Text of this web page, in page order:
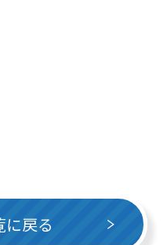
に戻る